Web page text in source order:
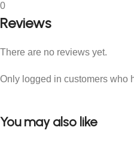
0
Reviews
There are no reviews yet.
Only logged in customers who
You may also like